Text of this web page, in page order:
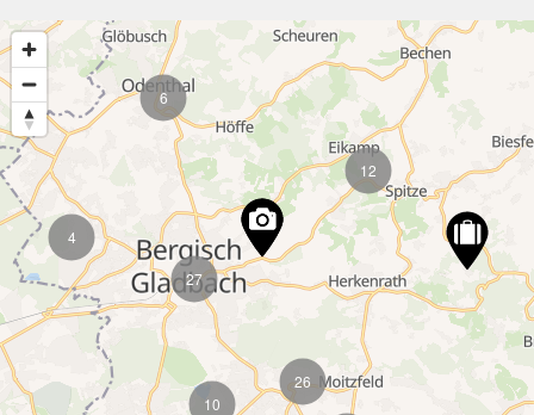
27
26
12
6
10
4